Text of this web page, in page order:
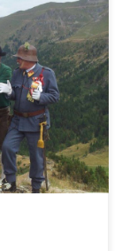
Front 1915-
April 2015 in
dafür
dieses